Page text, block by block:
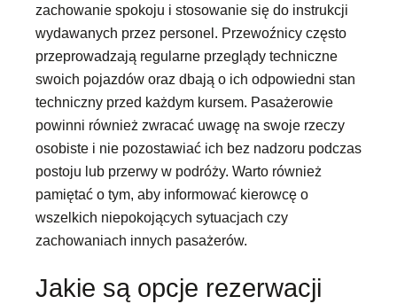
zachowanie spokoju i stosowanie się do instrukcji
wydawanych przez personel. Przewoźnicy często
przeprowadzają regularne przeglądy techniczne
swoich pojazdów oraz dbają o ich odpowiedni stan
techniczny przed każdym kursem. Pasażerowie
powinni również zwracać uwagę na swoje rzeczy
osobiste i nie pozostawiać ich bez nadzoru podczas
postoju lub przerwy w podróży. Warto również
pamiętać o tym, aby informować kierowcę o
wszelkich niepokojących sytuacjach czy
zachowaniach innych pasażerów.
Jakie są opcje rezerwacji